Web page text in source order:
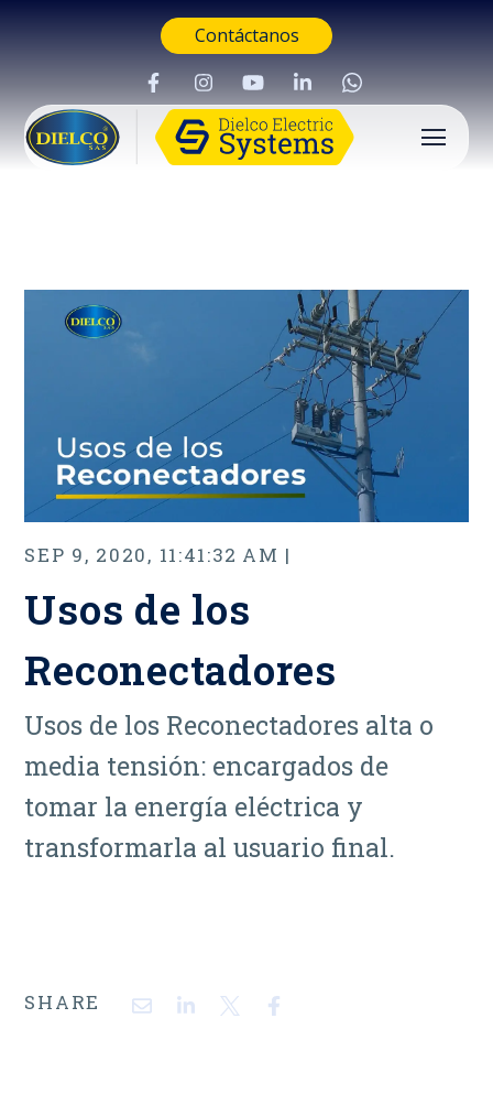
Contáctanos
Buscar
SEP 9, 2020, 11:41:32 AM |
Usos de los
Reconectadores
Usos de los Reconectadores alta o
media tensión: encargados de
tomar la energía eléctrica y
transformarla al usuario final.
SHARE